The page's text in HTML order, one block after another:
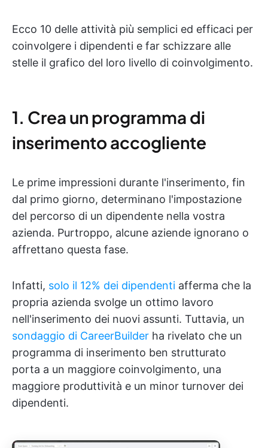
Ecco 10 delle attività più semplici ed efficaci per
coinvolgere i dipendenti e far schizzare alle
stelle il grafico del loro livello di coinvolgimento.
1. Crea un programma di
inserimento accogliente
Le prime impressioni durante l'inserimento, fin
dal primo giorno, determinano l'impostazione
del percorso di un dipendente nella vostra
azienda. Purtroppo, alcune aziende ignorano o
affrettano questa fase.
Infatti, solo il 12% dei dipendenti afferma che la
propria azienda svolge un ottimo lavoro
nell'inserimento dei nuovi assunti. Tuttavia, un
sondaggio di CareerBuilder ha rivelato che un
programma di inserimento ben strutturato
porta a un maggiore coinvolgimento, una
maggiore produttività e un minor turnover dei
dipendenti.